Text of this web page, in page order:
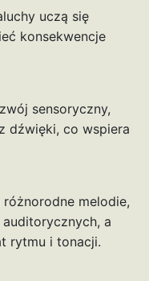
uczą się
konsekwencje
sensoryczny,
dźwięki, co wspiera
melodie,
a
rytmu i tonacji.